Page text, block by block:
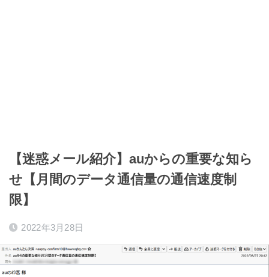
【迷惑メール紹介】auからの重要な知ら
せ【月間のデータ通信量の通信速度制
限】
2022年3月28日